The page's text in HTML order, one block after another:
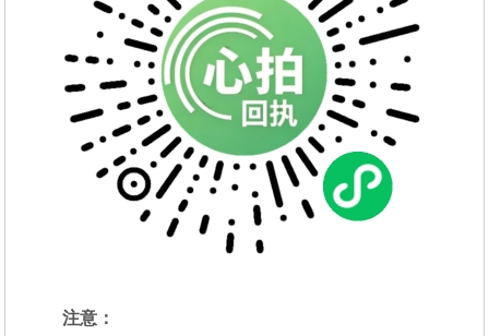
注意：